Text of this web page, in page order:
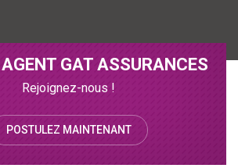
GAT ASSURANCES
Rejoignez-nous !
POSTULEZ MAINTENANT